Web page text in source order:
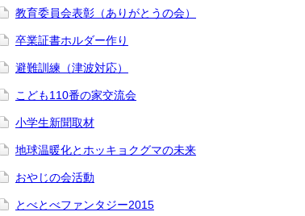
教育委員会表彰（ありがとうの会）
卒業証書ホルダー作り
避難訓練（津波対応）
こども110番の家交流会
小学生新聞取材
地球温暖化とホッキョクグマの未来
おやじの会活動
とべとべファンタジー2015